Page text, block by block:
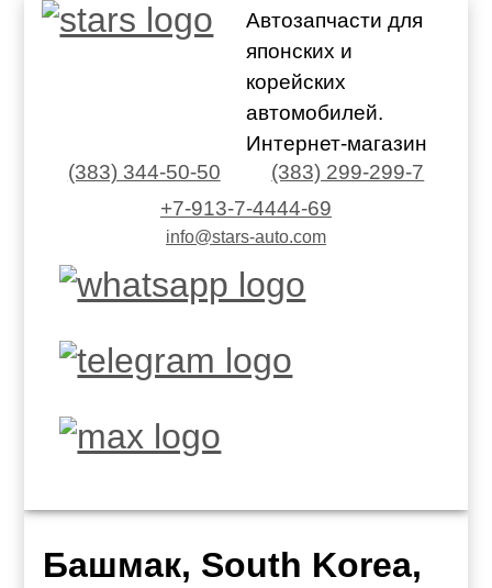
Автозапчасти для
японских и
корейских
автомобилей.
Интернет-магазин
(383) 344-50-50
(383) 299-299-7
+7-913-7-4444-69
info@stars-auto.com
Башмак, South Korea,